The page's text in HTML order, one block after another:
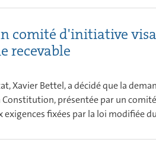
comité d'initiative
recevable
Xavier Bettel, a décidé que la
présentée par un
exigences fixées par la loi modifiée